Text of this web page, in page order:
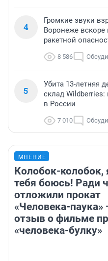
4
Громкие звуки
Воронеже вскоре
ракетной
8 586
5
Убита 13-летняя
склад Wildberries:
в России
7 010
МНЕНИЕ
Колобок-колобок,
тебя боюсь! Ради
отложили прокат
«Человека-паука»
отзыв о фильме
«человека-булку»